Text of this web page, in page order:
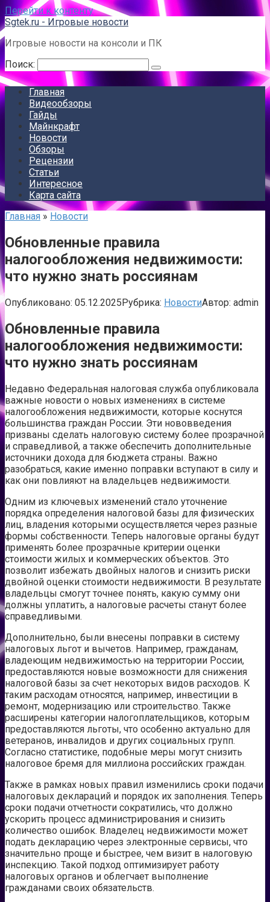
Перейти к контенту
Sgtek.ru - Игровые новости
Игровые новости на консоли и ПК
Поиск:
Главная
Видеообзоры
Гайды
Майнкрафт
Новости
Обзоры
Рецензии
Статьи
Интересное
Карта сайта
Главная » Новости
Обновленные правила
налогообложения недвижимости:
что нужно знать россиянам
Опубликовано: 05.12.2025Рубрика: НовостиАвтор: admin
Обновленные правила
налогообложения недвижимости:
что нужно знать россиянам
Недавно Федеральная налоговая служба опубликовала
важные новости о новых изменениях в системе
налогообложения недвижимости, которые коснутся
большинства граждан России. Эти нововведения
призваны сделать налоговую систему более прозрачной
и справедливой, а также обеспечить дополнительные
источники дохода для бюджета страны. Важно
разобраться, какие именно поправки вступают в силу и
как они повлияют на владельцев недвижимости.
Одним из ключевых изменений стало уточнение
порядка определения налоговой базы для физических
лиц, владения которыми осуществляется через разные
формы собственности. Теперь налоговые органы будут
применять более прозрачные критерии оценки
стоимости жилых и коммерческих объектов. Это
позволит избежать двойных налогов и снизить риски
двойной оценки стоимости недвижимости. В результате
владельцы смогут точнее понять, какую сумму они
должны уплатить, а налоговые расчеты станут более
справедливыми.
Дополнительно, были внесены поправки в систему
налоговых льгот и вычетов. Например, гражданам,
владеющим недвижимостью на территории России,
предоставляются новые возможности для снижения
налоговой базы за счет некоторых видов расходов. К
таким расходам относятся, например, инвестиции в
ремонт, модернизацию или строительство. Также
расширены категории налогоплательщиков, которым
предоставляются льготы, что особенно актуально для
ветеранов, инвалидов и других социальных групп.
Согласно статистике, подобные меры могут снизить
налоговое бремя для миллиона российских граждан.
Также в рамках новых правил изменились сроки подачи
налоговых деклараций и порядок их заполнения. Теперь
сроки подачи отчетности сократились, что должно
ускорить процесс администрирования и снизить
количество ошибок. Владелец недвижимости может
подать декларацию через электронные сервисы, что
значительно проще и быстрее, чем визит в налоговую
инспекцию. Такой подход оптимизирует работу
налоговых органов и облегчает выполнение
гражданами своих обязательств.